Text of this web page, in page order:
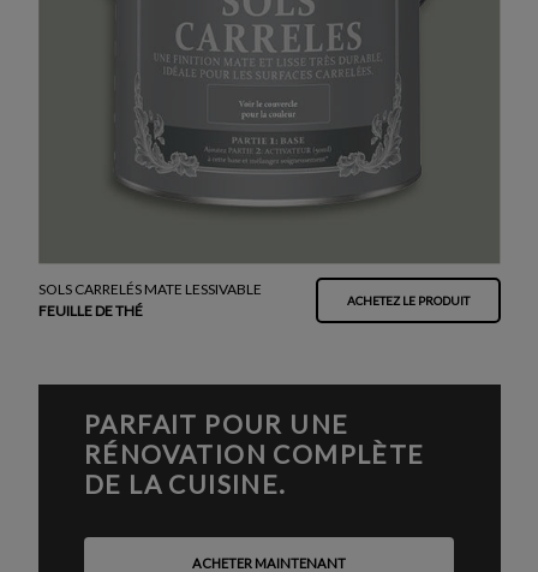
SOLS CARRELÉS MATE LESSIVABLE
FEUILLE DE THÉ
ACHETEZ LE PRODUIT
PARFAIT POUR UNE
RÉNOVATION COMPLÈTE
DE LA CUISINE.
ACHETER MAINTENANT